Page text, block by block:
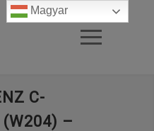
C-
(W204) –
Magyar